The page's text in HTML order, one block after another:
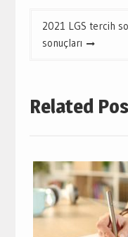
2021 LGS tercih
sonuçları
Related